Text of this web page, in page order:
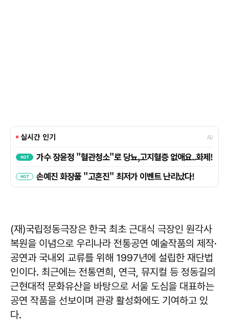
(재)국립정동극장은 한국 최초 근대식 극장인 원각사
복원을 이념으로 우리나라 전통공연 예술작품의 제작·
공연과 국내외 교류를 위해 1997년에 설립한 재단법
인이다. 최근에는 전통연희, 연극, 뮤지컬 등 정동길의
근현대적 문화유산을 바탕으로 서울 도심을 대표하는
공연 작품을 선보이며 관광 활성화에도 기여하고 있
다.